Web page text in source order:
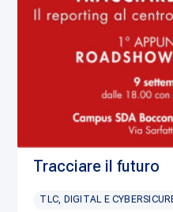
Tracciare il futuro
TLC, DIGITAL E